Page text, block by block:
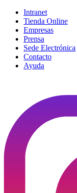
Intranet
Tienda Online
Empresas
Prensa
Sede Electrónica
Contacto
Ayuda